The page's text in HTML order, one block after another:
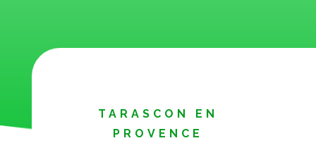
TARASCON EN
PROVENCE